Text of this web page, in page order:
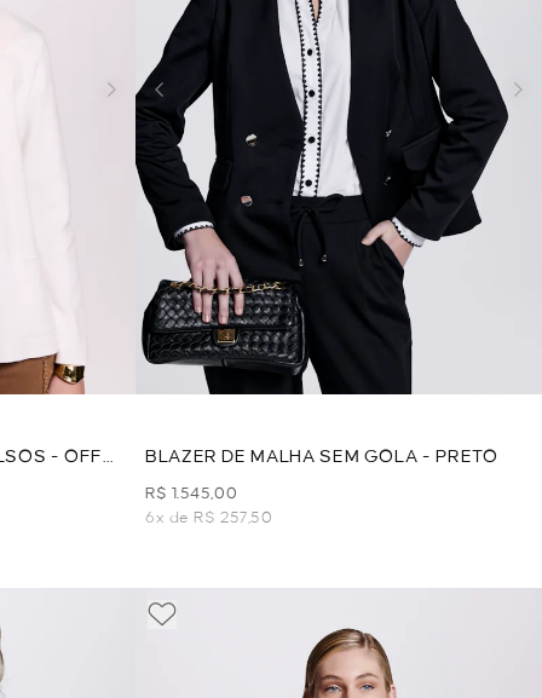
- OFF
BLAZER DE MALHA SEM GOLA - PRETO
R$ 1.545,00
6x de R$ 257,50